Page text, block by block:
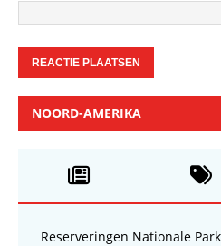
NOORD-AMERIKA
Reserveringen Nationale